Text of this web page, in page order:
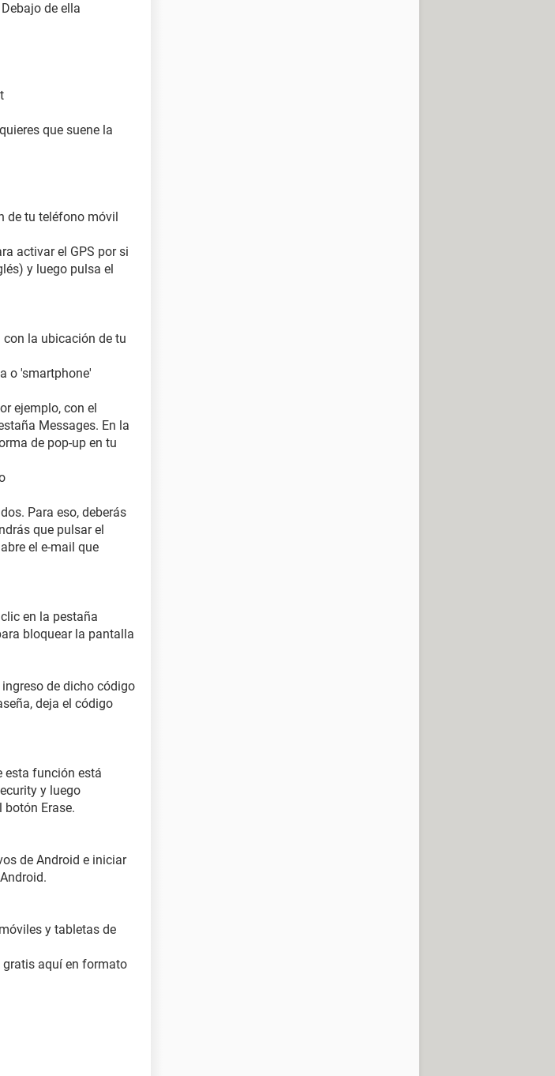
de ella
que suene la
de tu teléfono móvil
activar el GPS por si
y luego pulsa el
la ubicación de tu
o 'smartphone'
ejemplo, con el
Messages. En la
de pop-up en tu
Para eso, deberás
que pulsar el
el e-mail que
en la pestaña
bloquear la pantalla
de dicho código
deja el código
esta función está
y luego
botón Erase.
de Android e iniciar
y tabletas de
gratis aquí en formato